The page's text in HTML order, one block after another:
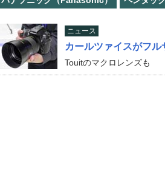
ニュース
カールツァイスがフ
Touitのマクロレンズも